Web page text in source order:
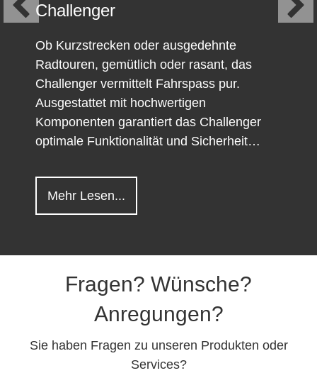
Challenger
Ob Kurzstrecken oder ausgedehnte
Radtouren, gemütlich oder rasant, das
Challenger vermittelt Fahrspass pur.
Ausgestattet mit hochwertigen
Komponenten garantiert das Challenger
optimale Funktionalität und Sicherheit…
Mehr Lesen...
Fragen? Wünsche?
Anregungen?
Sie haben Fragen zu unseren Produkten oder
Services?